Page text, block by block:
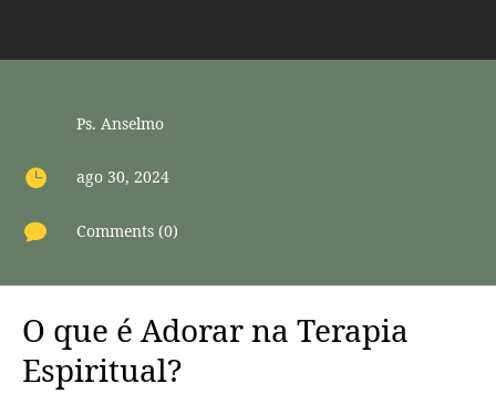
Ps. Anselmo
 ago 30, 2024
 Comments (0)
O que é Adorar na Terapia
Espiritual?